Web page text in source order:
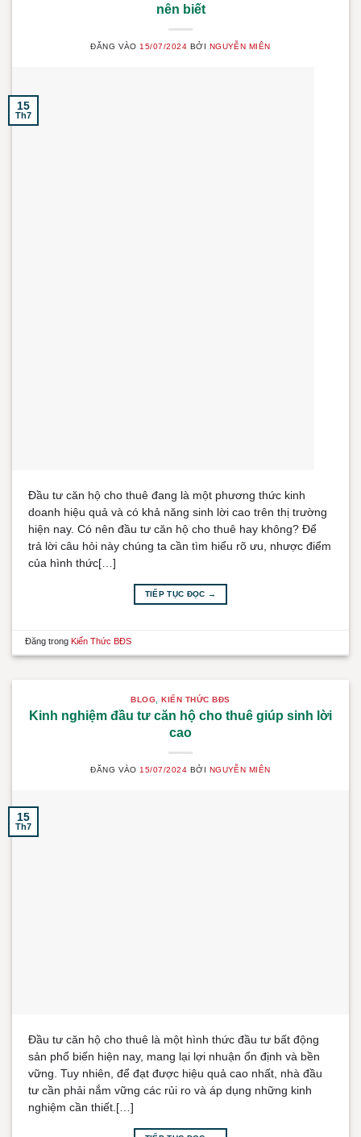
nên biết
ĐĂNG VÀO 15/07/2024 BỞI NGUYỄN MIÊN
15
Th7
Đầu tư căn hộ cho thuê đang là một phương thức kinh
doanh hiệu quả và có khả năng sinh lời cao trên thị trường
hiện nay. Có nên đầu tư căn hộ cho thuê hay không? Để
trả lời câu hỏi này chúng ta cần tìm hiểu rõ ưu, nhược điểm
của hình thức[…]
TIẾP TỤC ĐỌC →
Đăng trongKiến Thức BĐS
BLOG ,KIẾN THỨC BĐS
Kinh nghiệm đầu tư căn hộ cho thuê giúp sinh lời
cao
ĐĂNG VÀO 15/07/2024 BỞI NGUYỄN MIÊN
15
Th7
Đầu tư căn hộ cho thuê là một hình thức đầu tư bất động
sản phổ biến hiện nay, mang lại lợi nhuận ổn định và bền
vững. Tuy nhiên, để đạt được hiệu quả cao nhất, nhà đầu
tư cần phải nắm vững các rủi ro và áp dụng những kinh
nghiệm cần thiết.[…]